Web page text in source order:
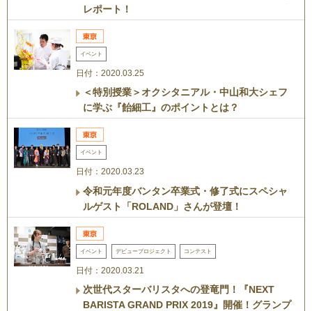
レポート！
イベント
日付：2020.03.25
＜特別授業＞オクシタニアル・中山和大シェフ
に学ぶ『飴細工』のポイントとは？
イベント
日付：2020.03.23
令和元年度バンタン卒業式・修了式にスペシャ
ルゲスト「ROLAND」さんが登壇！
イベント デビュープロジェクト コンテスト
日付：2020.03.21
次世代スターバリスタへの登竜門！『NEXT
BARISTA GRAND PRIX 2019』開催！グランプ